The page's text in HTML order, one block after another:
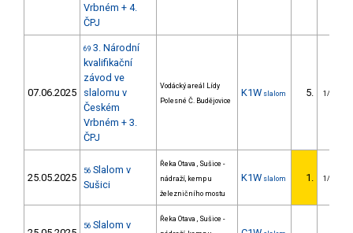
Vrbném + 4.
ČPJ
07.06.2025
69 3. Národní
kvalifikační
závod ve
slalomu v
Českém
Vrbném + 3.
ČPJ
Vodácký areál Lídy
Polesné Č. Budějovice
K1W slalom 5. 1/U23
25.05.2025
56 Slalom v
Sušici
Řeka Otava , Sušice -
nádraží, kemp u
železničního mostu
K1W slalom 1. 1/U23
56 Slalom v
Řeka Otava , Sušice -